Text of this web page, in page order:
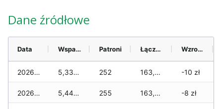
Dane źródłowe
Data Wsparcie Patroni Łącznie Wzrost (28 dni)
2026-08-08 5,330 zł 252 163,960 zł -10 zł
2026-08-07 5,440 zł 255 163,640 zł -8 zł